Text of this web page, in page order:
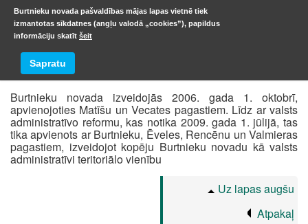
Pagasti
Burtnieku novada izveidojās 2006. gada 1. oktobrī,
apvienojoties Matīšu un Vecates pagastiem. Līdz ar valsts
administratīvo reformu, kas notika 2009. gada 1. jūlijā, tas
tika apvienots ar Burtnieku, Ēveles, Rencēnu un Valmieras
pagastiem, izveidojot kopēju Burtnieku novadu kā valsts
administratīvi teritoriālo vienību
Uz lapas augšu
Atpakaļ
Burtnieku novada pašvaldības mājas lapas vietnē tiek
izmantotas sīkdatnes (angļu valodā „cookies”), papildus
informāciju skatīt šeit
Sapratu